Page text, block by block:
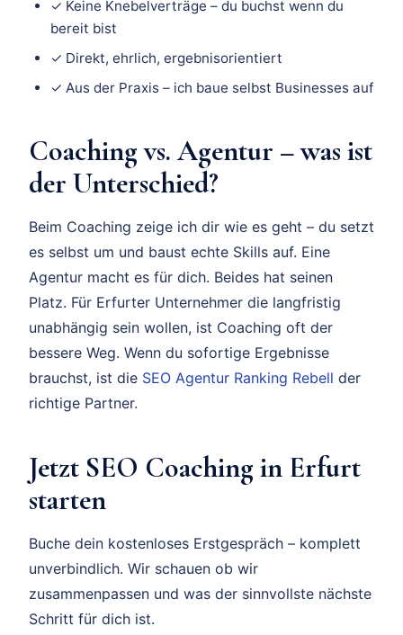
✓ Keine Knebelverträge – du buchst wenn du
bereit bist
✓ Direkt, ehrlich, ergebnisorientiert
✓ Aus der Praxis – ich baue selbst Businesses auf
Coaching vs. Agentur – was ist
der Unterschied?
Beim Coaching zeige ich dir wie es geht – du setzt
es selbst um und baust echte Skills auf. Eine
Agentur macht es für dich. Beides hat seinen
Platz. Für Erfurter Unternehmer die langfristig
unabhängig sein wollen, ist Coaching oft der
bessere Weg. Wenn du sofortige Ergebnisse
brauchst, ist die SEO Agentur Ranking Rebell der
richtige Partner.
Jetzt SEO Coaching in Erfurt
starten
Buche dein kostenloses Erstgespräch – komplett
unverbindlich. Wir schauen ob wir
zusammenpassen und was der sinnvollste nächste
Schritt für dich ist.